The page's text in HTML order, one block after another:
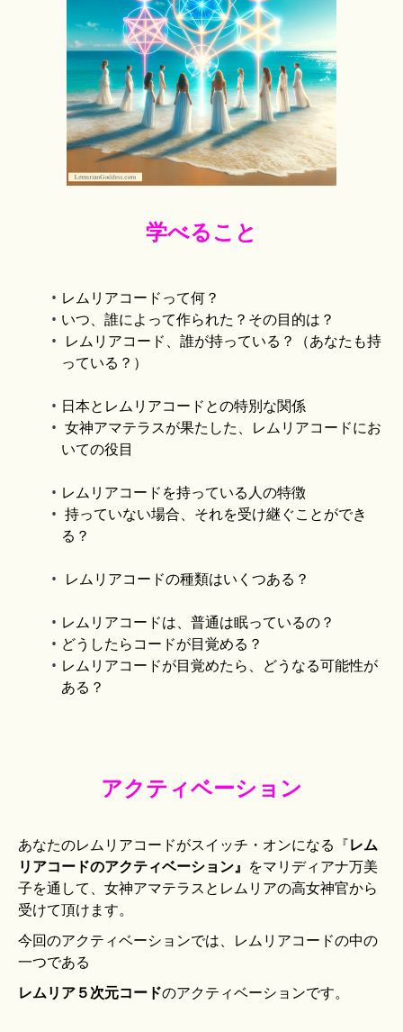
学べること
レムリアコードって何？
いつ、誰によって作られた？その目的は？
レムリアコード、誰が持っている？（あなたも持
っている？）
日本とレムリアコードとの特別な関係
女神アマテラスが果たした、レムリアコードにお
いての役目
レムリアコードを持っている人の特徴
持っていない場合、それを受け継ぐことができ
る？
レムリアコードの種類はいくつある？
レムリアコードは、普通は眠っているの？
どうしたらコードが目覚める？
レムリアコードが目覚めたら、どうなる可能性が
ある？
アクティベーション
あなたのレムリアコードがスイッチ・オンになる『レム
リアコードのアクティベーション』 をマリディアナ万美
子を通して、女神アマテラスとレムリアの高女神官から
受けて頂けます。
今回のアクティベーションでは、レムリアコードの中の
一つである
レムリア５次元コードのアクティベーションです。